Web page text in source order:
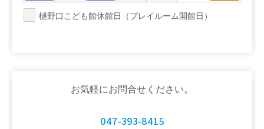
樋野口こども館休館日（プレイルーム開館日）
お気軽にお問合せください。
047-393-8415